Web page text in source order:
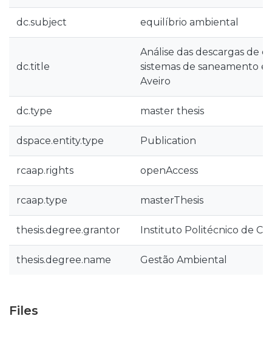
dc.subject equilíbrio ambiental
dc.title
Análise das descargas de
sistemas de saneamento
Aveiro
dc.type master thesis
dspace.entity.type Publication
rcaap.rights openAccess
rcaap.type masterThesis
thesis.degree.grantor Instituto Politécnico de
thesis.degree.name Gestão Ambiental
Files